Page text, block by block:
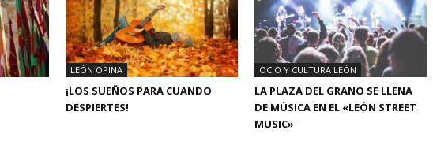
LEÓN OPINA
¡LOS SUEÑOS PARA CUANDO
DESPIERTES!
OCIO Y CULTURA LEÓN
LA PLAZA DEL GRANO SE LLENA
DE MÚSICA EN EL «LEÓN STREET
MUSIC»